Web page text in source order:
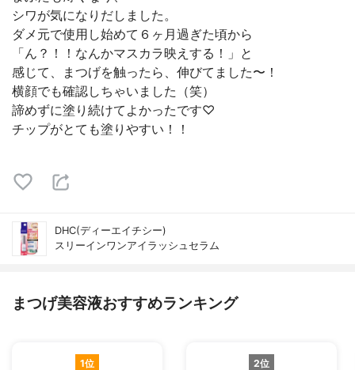
シワが気になりだしました。
ダメ元で使用し始めて６ヶ月過ぎた頃から
「ん？！！なんかマスカラ映えする！」と
感じて、まつげを触ったら、伸びてました〜！
横顔でも確認しちゃいました（笑）
諦めずに塗り続けてよかったです♡
チップがとても塗りやすい！！
DHC(ディーエイチシー)
スリーインワンアイラッシュセラム
まつげ美容液おすすめランキング
1位 2位